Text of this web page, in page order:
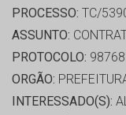
PROCESSO: TC/
ASSUNTO:
PROTOCOLO:
ORGÃO:
INTERESSADO(S):